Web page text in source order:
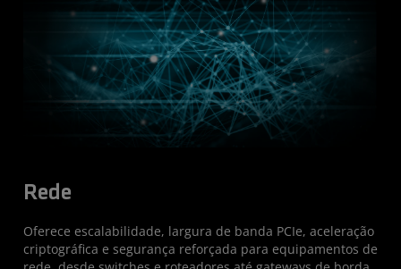
Rede
Oferece escalabilidade, largura de banda PCIe, aceleração
criptográfica e segurança reforçada para equipamentos de